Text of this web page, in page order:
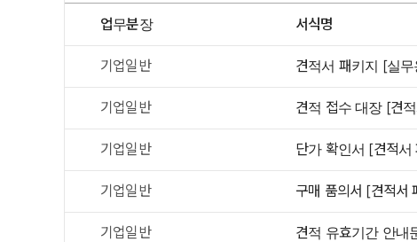
업무분장 서식명
기업일반 견적서 패키지 [실
기업일반 견적 접수 대장 [견
기업일반 단가 확인서 [견적서
기업일반 구매 품의서 [견적서
기업일반 견적 유효기간 안내